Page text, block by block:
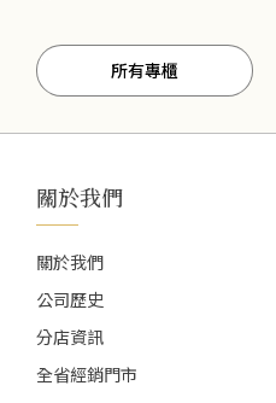
所有專櫃
關於我們
關於我們
公司歷史
分店資訊
全省經銷門市